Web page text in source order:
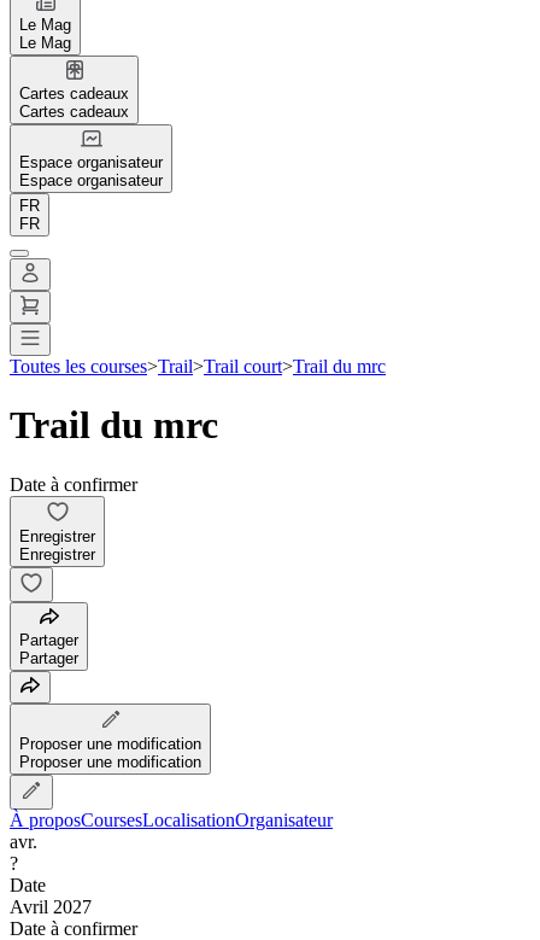
Le Mag
Le Mag
Cartes cadeaux
Cartes cadeaux
Espace organisateur
Espace organisateur
FR
FR
Toutes les courses>Trail>Trail court>Trail du mrc
Trail du mrc
Date à confirmer
Enregistrer
Enregistrer
Partager
Partager
Proposer une modification
Proposer une modification
À proposCoursesLocalisationOrganisateur
avr.
?
Date
Avril 2027
Date à confirmer